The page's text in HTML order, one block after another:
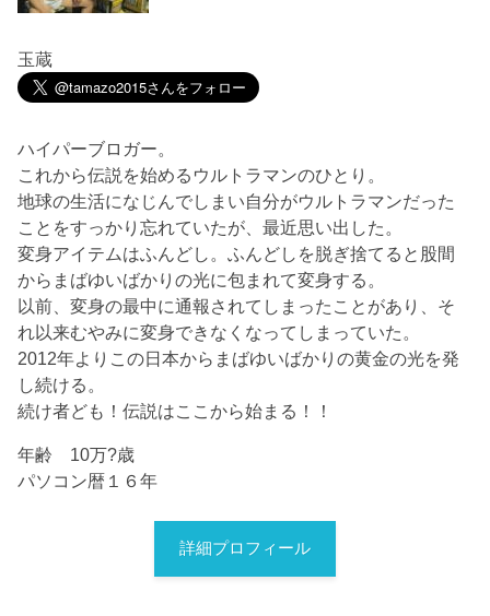
玉蔵
ハイパーブロガー。
これから伝説を始めるウルトラマンのひとり。
地球の生活になじんでしまい自分がウルトラマンだった
ことをすっかり忘れていたが、最近思い出した。
変身アイテムはふんどし。ふんどしを脱ぎ捨てると股間
からまばゆいばかりの光に包まれて変身する。
以前、変身の最中に通報されてしまったことがあり、そ
れ以来むやみに変身できなくなってしまっていた。
2012年よりこの日本からまばゆいばかりの黄金の光を発
し続ける。
続け者ども！伝説はここから始まる！！
年齢 10万?歳
パソコン暦１６年
詳細プロフィール